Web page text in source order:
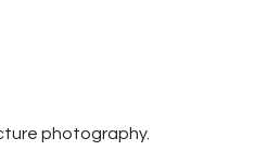
photography.